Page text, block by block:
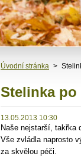
Úvodní stránka >
Stelinka po
13.05.2013 10:30
Naše nejstarší, takřka
Vše zvládla naprosto
za skvělou péči.